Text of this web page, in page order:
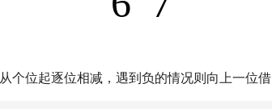
从个位起逐位相减，遇到负的情况则向上一位借